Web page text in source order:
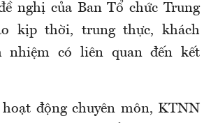
nghị của Ban Tổ chức Trung
kịp thời, trung thực, khách
nhiệm có liên quan đến kết
hoạt động chuyên môn, KTNN